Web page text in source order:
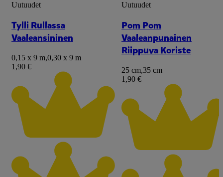
Uutuudet
Tylli Rullassa
Vaaleansininen
0,15 x 9 m,0,30 x 9 m
1,90 €
Uutuudet
Pom Pom
Vaaleanpunainen
Riippuva Koriste
25 cm,35 cm
1,90 €